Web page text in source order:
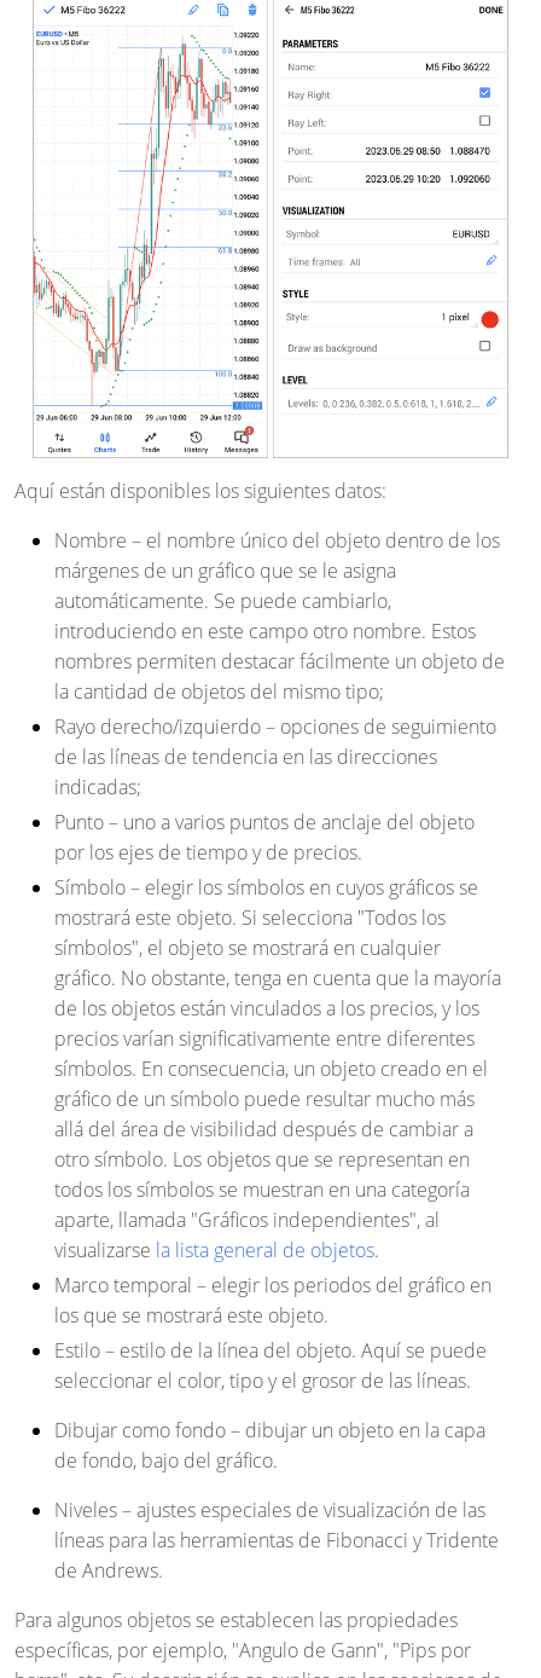
Aquí están disponibles los siguientes datos:
Nombre – el nombre único del objeto dentro de los
márgenes de un gráfico que se le asigna
automáticamente. Se puede cambiarlo,
introduciendo en este campo otro nombre. Estos
nombres permiten destacar fácilmente un objeto de
la cantidad de objetos del mismo tipo;
Rayo derecho/izquierdo– opciones de seguimiento
de las líneas de tendencia en las direcciones
indicadas;
Punto– uno a varios puntos de anclaje del objeto
por los ejes de tiempo y de precios.
Símbolo– elegir los símbolos en cuyos gráficos se
mostrará este objeto. Si selecciona "Todos los
símbolos", el objeto se mostrará en cualquier
gráfico. No obstante, tenga en cuenta que la mayoría
de los objetos están vinculados a los precios, y los
precios varían significativamente entre diferentes
símbolos. En consecuencia, un objeto creado en el
gráfico de un símbolo puede resultar mucho más
allá del área de visibilidad después de cambiar a
otro símbolo. Los objetos que se representan en
todos los símbolos se muestran en una categoría
aparte, llamada "Gráficos independientes", al
visualizarse la lista general de objetos.
Marco temporal – elegir los periodos del gráfico en
los que se mostrará este objeto.
Estilo– estilo de la línea del objeto. Aquí se puede
seleccionar el color, tipo y el grosor de las líneas.
Dibujar como fondo– dibujar un objeto en la capa
de fondo, bajo del gráfico.
Niveles–ajustes especiales de visualización de las
líneas para las herramientas de Fibonacci y Tridente
de Andrews.
Para algunos objetos se establecen las propiedades
específicas, por ejemplo, "Angulo de Gann", "Pips por